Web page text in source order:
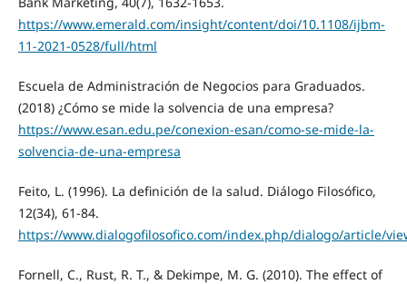
https://www.emerald.com/insight/content/doi/10.1108/ijbm-
11-2021-0528/full/html
Escuela de Administración de Negocios para Graduados.
(2018) ¿Cómo se mide la solvencia de una empresa?
https://www.esan.edu.pe/conexion-esan/como-se-mide-la-
solvencia-de-una-empresa
Feito, L. (1996). La definición de la salud. Diálogo Filosófico,
12(34), 61-84.
https://www.dialogofilosofico.com/index.php/dialogo/article/
Fornell, C., Rust, R. T., & Dekimpe, M. G. (2010). The effect of